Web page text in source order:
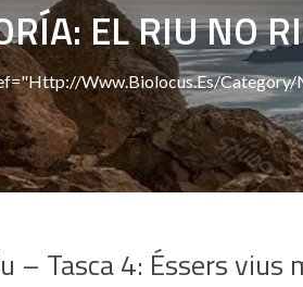
EL RIU NO
www.biolocus.es/category/
– Tasca 4: Éssers vius